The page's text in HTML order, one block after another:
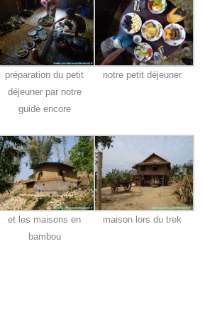
préparation du petit
déjeuner par notre
guide encore
notre petit déjeuner
et les maisons en
bambou
maison lors du trek